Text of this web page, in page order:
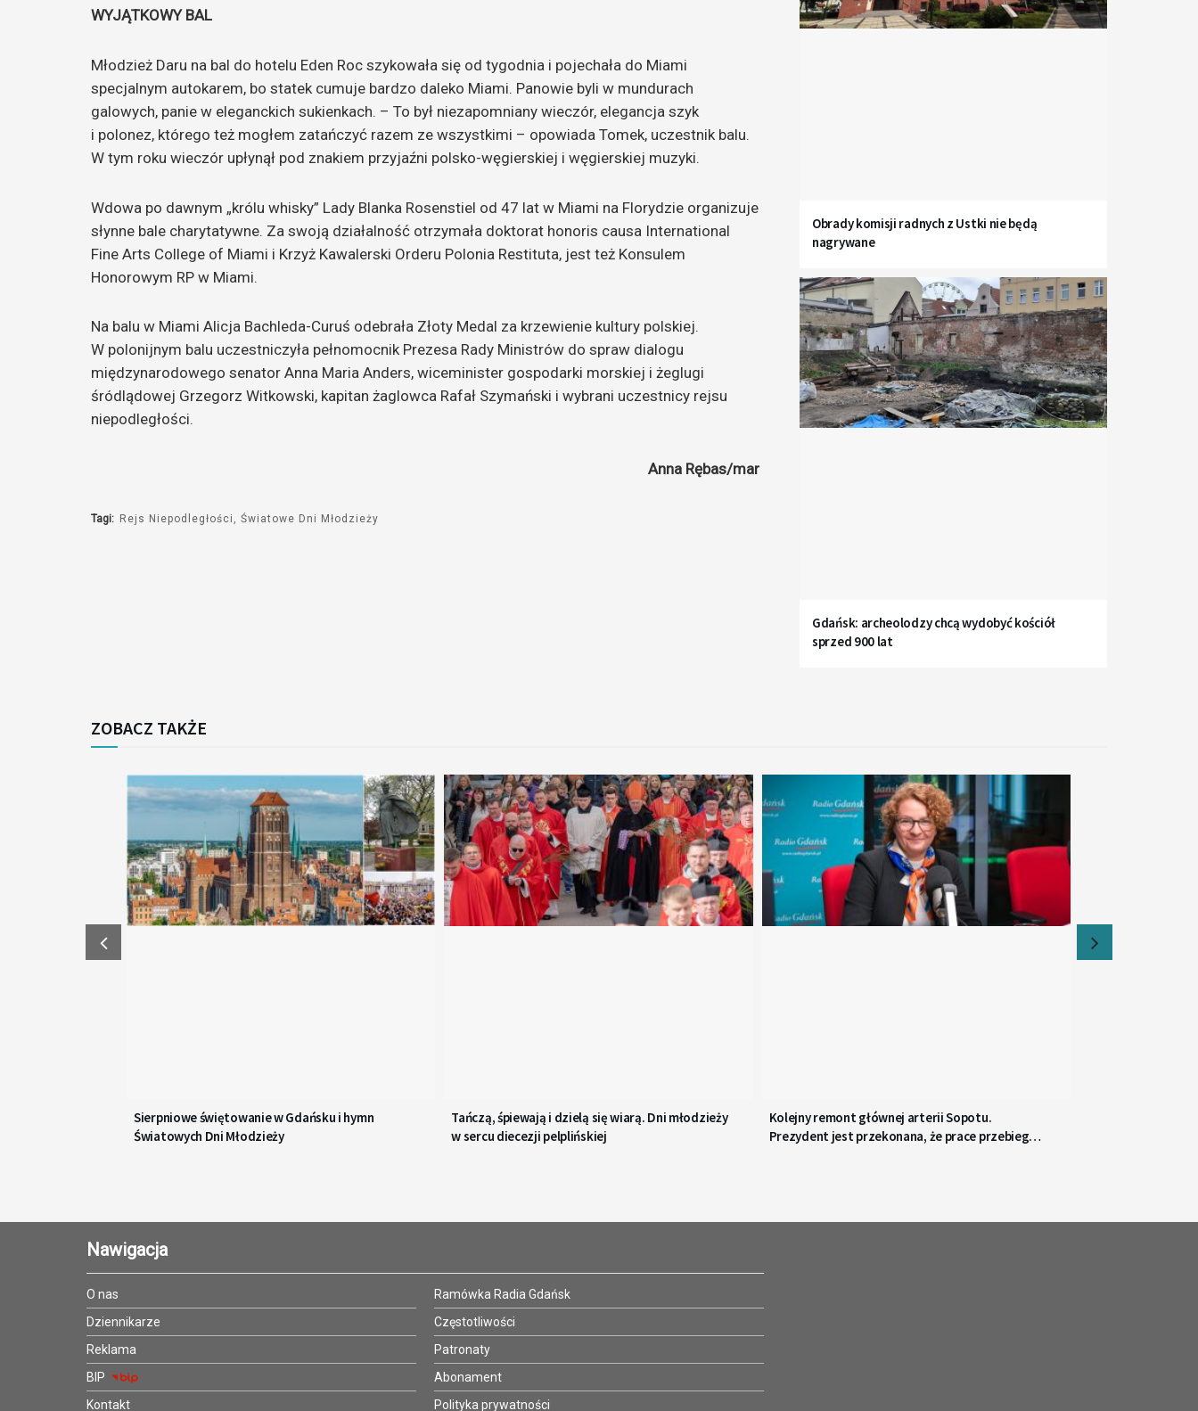
zwiększyć
głośność.
WYJĄTKOWY BAL
Młodzież Daru na bal do hotelu Eden Roc szykowała się od tygodnia i pojechała do Miami
specjalnym autokarem, bo statek cumuje bardzo daleko Miami. Panowie byli w mundurach
galowych, panie w eleganckich sukienkach. – To był niezapomniany wieczór, elegancja szyk
i polonez, którego też mogłem zatańczyć razem ze wszystkimi – opowiada Tomek, uczestnik balu.
W tym roku wieczór upłynął pod znakiem przyjaźni polsko-węgierskiej i węgierskiej muzyki.
Wdowa po dawnym „królu whisky” Lady Blanka Rosenstiel od 47 lat w Miami na Florydzie organizuje
słynne bale charytatywne. Za swoją działalność otrzymała doktorat honoris causa International
Fine Arts College of Miami i Krzyż Kawalerski Orderu Polonia Restituta, jest też Konsulem
Honorowym RP w Miami.
Na balu w Miami Alicja Bachleda-Curuś odebrała Złoty Medal za krzewienie kultury polskiej.
W polonijnym balu uczestniczyła pełnomocnik Prezesa Rady Ministrów do spraw dialogu
międzynarodowego senator Anna Maria Anders, wiceminister gospodarki morskiej i żeglugi
śródlądowej Grzegorz Witkowski, kapitan żaglowca Rafał Szymański i wybrani uczestnicy rejsu
niepodległości.
Anna Rębas/mar
Tagi: Rejs Niepodległości Światowe Dni Młodzieży
Obrady komisji radnych z Ustki nie będą
nagrywane
Gdańsk: archeolodzy chcą wydobyć kościół
sprzed 900 lat
ZOBACZ TAKŻE
Sierpniowe świętowanie w Gdańsku i hymn
Światowych Dni Młodzieży
Tańczą, śpiewają i dzielą się wiarą. Dni młodzieży
w sercu diecezji pelplińskiej
Kolejny remont głównej arterii Sopotu.
Prezydent jest przekonana, że prace przebiegną
Nawigacja
O nas
Dziennikarze
Reklama
BIP
Kontakt
Ramówka Radia Gdańsk
Częstotliwości
Patronaty
Abonament
Polityka prywatności